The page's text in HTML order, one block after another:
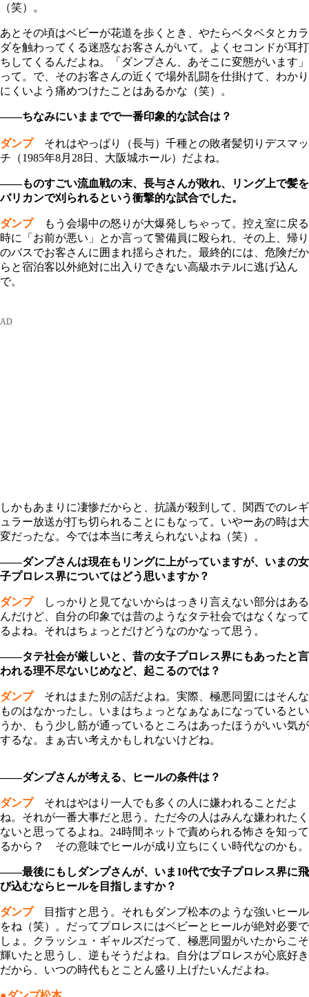
（笑）。
あとその頃はベビーが花道を歩くとき、やたらベタベタとカラ
ダを触わってくる迷惑なお客さんがいて。よくセコンドが耳打
ちしてくるんだよね。「ダンプさん、あそこに変態がいます」
って。で、そのお客さんの近くで場外乱闘を仕掛けて、わかり
にくいよう痛めつけたことはあるかな（笑）。
――ちなみにいままでで一番印象的な試合は？
ダンプそれはやっぱり（長与）千種との敗者髪切りデスマッ
チ（1985年8月28日、大阪城ホール）だよね。
――ものすごい流血戦の末、長与さんが敗れ、リング上で髪を
バリカンで刈られるという衝撃的な試合でした。
ダンプもう会場中の怒りが大爆発しちゃって。控え室に戻る
時に「お前が悪い」とか言って警備員に殴られ、その上、帰り
のバスでお客さんに囲まれ揺らされた。最終的には、危険だか
らと宿泊客以外絶対に出入りできない高級ホテルに逃げ込ん
で。
しかもあまりに凄惨だからと、抗議が殺到して、関西でのレギ
ュラー放送が打ち切られることにもなって。いやーあの時は大
変だったな。今では本当に考えられないよね（笑）。
――ダンプさんは現在もリングに上がっていますが、いまの女
子プロレス界についてはどう思いますか？
ダンプしっかりと見てないからはっきり言えない部分はある
んだけど、自分の印象では昔のようなタテ社会ではなくなって
るよね。それはちょっとだけどうなのかなって思う。
――タテ社会が厳しいと、昔の女子プロレス界にもあったと言
われる理不尽ないじめなど、起こるのでは？
ダンプそれはまた別の話だよね。実際、極悪同盟にはそんな
ものはなかったし。いまはちょっとなぁなぁになっているとい
うか、もう少し筋が通っているところはあったほうがいい気が
するな。まぁ古い考えかもしれないけどね。
――ダンプさんが考える、ヒールの条件は？
ダンプそれはやはり一人でも多くの人に嫌われることだよ
ね。それが一番大事だと思う。ただ今の人はみんな嫌われたく
ないと思ってるよね。24時間ネットで責められる怖さを知って
るから？ その意味でヒールが成り立ちにくい時代なのかも。
――最後にもしダンプさんが、いま10代で女子プロレス界に飛
び込むならヒールを目指しますか？
ダンプ目指すと思う。それもダンプ松本のような強いヒール
をね（笑）。だってプロレスにはベビーとヒールが絶対必要で
しょ。クラッシュ・ギャルズだって、極悪同盟がいたからこそ
輝いたと思うし、逆もそうだよね。自分はプロレスが心底好き
だから、いつの時代もとことん盛り上げたいんだよね。